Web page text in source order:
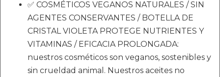
✅ COSMÉTICOS VEGANOS NATURALES / SIN
AGENTES CONSERVANTES / BOTELLA DE
CRISTAL VIOLETA PROTEGE NUTRIENTES Y
VITAMINAS / EFICACIA PROLONGADA:
nuestros cosméticos son veganos, sostenibles y
sin crueldad animal. Nuestros aceites no